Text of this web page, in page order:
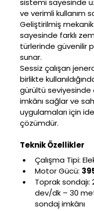
sistemi sayesinde
ve verimli kullanım
Geliştirilmiş
sayesinde farklı
türlerinde güvenilir
sunar.
Sessiz çalışan
birlikte
gürültü seviyesinde
imkânı sağlar ve
uygulamaları için
çözümdür.
Teknik Özellikler
Çalışma Tipi:
Motor Gücü:
Toprak sondajı:
dev/dk – 30
sondaj imkânı